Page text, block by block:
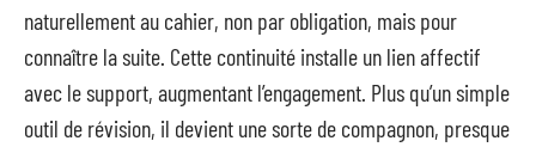
naturellement au cahier, non par obligation, mais pour
connaître la suite. Cette continuité installe un lien affectif
avec le support, augmentant l’engagement. Plus qu’un simple
outil de révision, il devient une sorte de compagnon, presque